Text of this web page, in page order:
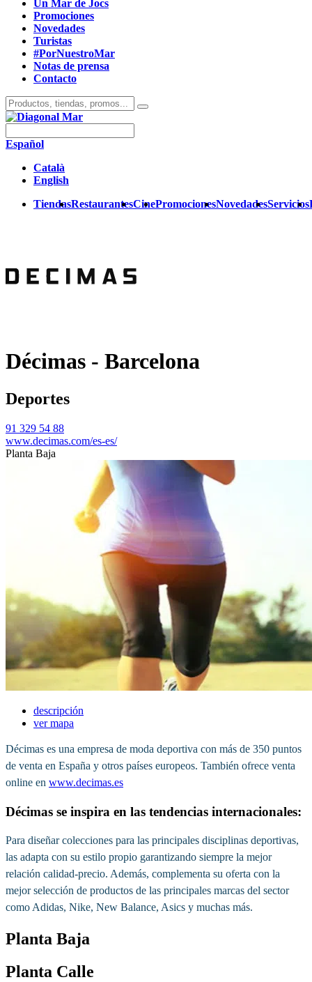
Un Mar de Jocs
Promociones
Novedades
Turistas
#PorNuestroMar
Notas de prensa
Contacto
Español
Català
English
TiendasRestaurantesCinePromocionesNovedadesServicios
Décimas - Barcelona
Deportes
91 329 54 88
www.decimas.com/es-es/
Planta Baja
descripción
ver mapa
Décimas es una empresa de moda deportiva con más de 350 puntos
de venta en España y otros países europeos. También ofrece venta
online en www.decimas.es
Décimas se inspira en las tendencias internacionales:
Para diseñar colecciones para las principales disciplinas deportivas,
las adapta con su estilo propio garantizando siempre la mejor
relación calidad-precio. Además, complementa su oferta con la
mejor selección de productos de las principales marcas del sector
como Adidas, Nike, New Balance, Asics y muchas más.
Planta Baja
Planta Calle